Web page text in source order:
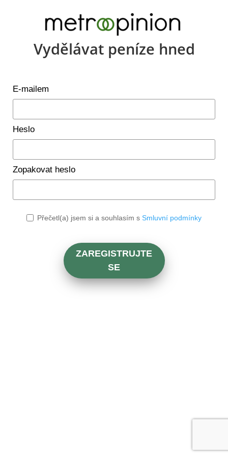
Vydělávat peníze hned
E-mailem
Heslo
Zopakovat heslo
Přečetl(a) jsem si a souhlasím s Smluvní podmínky
ZAREGISTRUJTE
SE